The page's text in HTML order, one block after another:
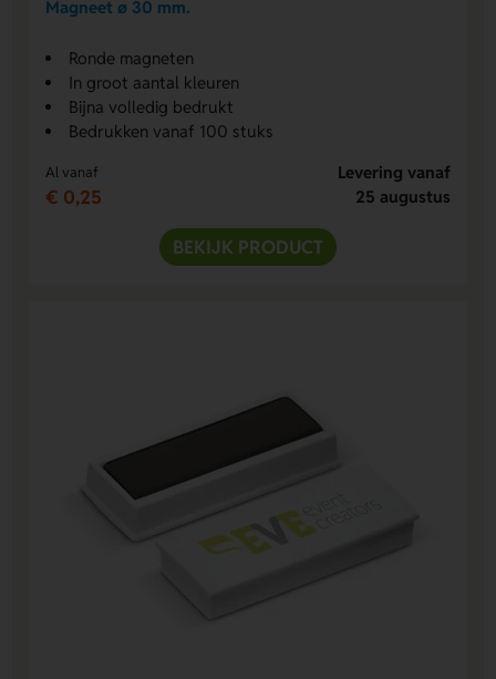
Magneet ø 30 mm.
Ronde magneten
In groot aantal kleuren
Bijna volledig bedrukt
Bedrukken vanaf 100 stuks
Al vanaf
€ 0,25
Levering vanaf
25 augustus
BEKIJK PRODUCT